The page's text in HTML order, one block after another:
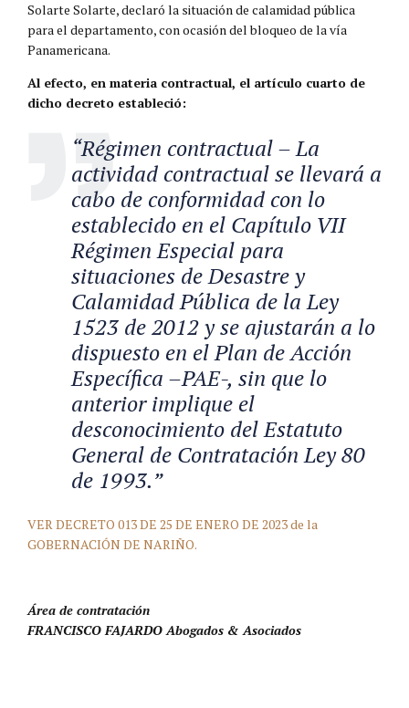
Solarte Solarte, declaró la situación de calamidad pública
para el departamento, con ocasión del bloqueo de la vía
Panamericana.
Al efecto, en materia contractual, el artículo cuarto de
dicho decreto estableció:
“Régimen contractual – La
actividad contractual se llevará a
cabo de conformidad con lo
establecido en el Capítulo VII
Régimen Especial para
situaciones de Desastre y
Calamidad Pública de la Ley
1523 de 2012 y se ajustarán a lo
dispuesto en el Plan de Acción
Específica –PAE-, sin que lo
anterior implique el
desconocimiento del Estatuto
General de Contratación Ley 80
de 1993.”
VER DECRETO 013 DE 25 DE ENERO DE 2023 de la
GOBERNACIÓN DE NARIÑO.
Área de contratación
FRANCISCO FAJARDO Abogados & Asociados